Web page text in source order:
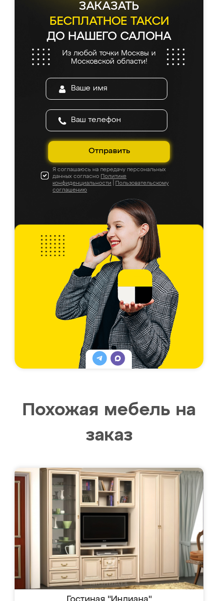
ЗАКАЗАТЬ
БЕСПЛАТНОЕ ТАКСИ
ДО НАШЕГО САЛОНА
Из любой точки Москвы и
Московской области!
Отправить
Я соглашаюсь на передачу персональных
данных согласно Политике
конфиденциальности
Пользовательскому
соглашению
Похожая мебель на
заказ